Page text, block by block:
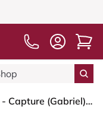
HÅG Capisco 8106 - Capture (Gabriel) - Wolle / Polyamid - CPT5101 - Green-grey - Silber - 265 mm (Sitzhöhe 53-79cm) - Bodengleiter